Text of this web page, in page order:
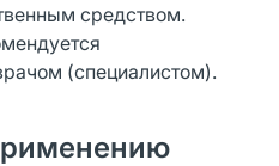
средством.
(специалистом).